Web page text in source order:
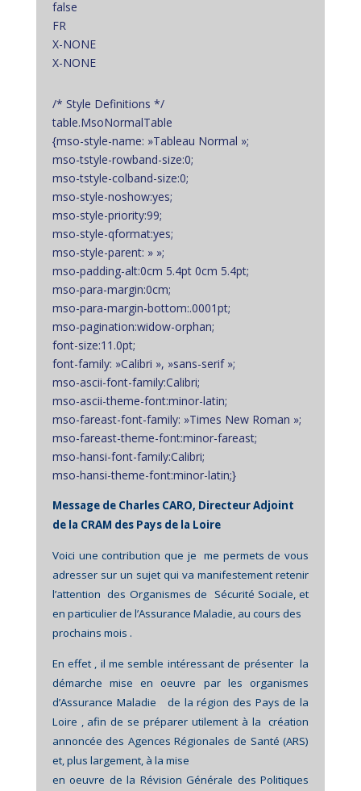
false
FR
X-NONE
X-NONE
/* Style Definitions */
table.MsoNormalTable
{mso-style-name: »Tableau Normal »;
mso-tstyle-rowband-size:0;
mso-tstyle-colband-size:0;
mso-style-noshow:yes;
mso-style-priority:99;
mso-style-qformat:yes;
mso-style-parent: » »;
mso-padding-alt:0cm 5.4pt 0cm 5.4pt;
mso-para-margin:0cm;
mso-para-margin-bottom:.0001pt;
mso-pagination:widow-orphan;
font-size:11.0pt;
font-family: »Calibri », »sans-serif »;
mso-ascii-font-family:Calibri;
mso-ascii-theme-font:minor-latin;
mso-fareast-font-family: »Times New Roman »;
mso-fareast-theme-font:minor-fareast;
mso-hansi-font-family:Calibri;
mso-hansi-theme-font:minor-latin;}
Message de Charles CARO, Directeur Adjoint
de la CRAM des Pays de la Loire
Voici une contribution que je me permets de vous
adresser sur un sujet qui va manifestement retenir
l’attention des Organismes de Sécurité Sociale,et
en particulier de l’Assurance Maladie, au cours des
prochains mois .
En effet , il me semble intéressant de présenterla
démarche mise en oeuvre par les organismes
d’Assurance Maladie de la région des Pays de la
Loire , afin de se préparer utilement à la création
annoncée des Agences Régionales de Santé (ARS)
et, plus largement, à la mise
en oeuvre de la Révision Générale des Politiques